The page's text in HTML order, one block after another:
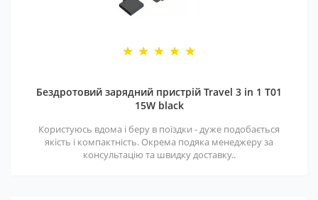
Бездротовий зарядний пристрій Travel 3 in 1 T01
15W black
Користуюсь вдома і беру в поїздки - дуже подобається
якість і компактність. Окрема подяка менеджеру за
консультацію та швидку доставку..